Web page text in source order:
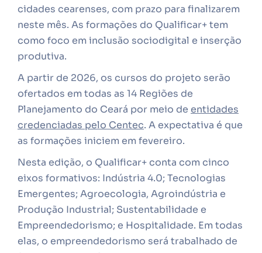
cidades cearenses, com prazo para finalizarem
neste mês. As formações do Qualificar+ tem
como foco em inclusão sociodigital e inserção
produtiva.
A partir de 2026, os cursos do projeto serão
ofertados em todas as 14 Regiões de
Planejamento do Ceará por meio de entidades
credenciadas pelo Centec. A expectativa é que
as formações iniciem em fevereiro.
Nesta edição, o Qualificar+ conta com cinco
eixos formativos: Indústria 4.0; Tecnologias
Emergentes; Agroecologia, Agroindústria e
Produção Industrial; Sustentabilidade e
Empreendedorismo; e Hospitalidade. Em todas
elas, o empreendedorismo será trabalhado de